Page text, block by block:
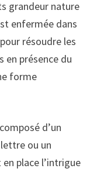
grandeur nature
enfermée dans
résoudre les
en présence du
forme
d’un
ou un
place l’intrigue